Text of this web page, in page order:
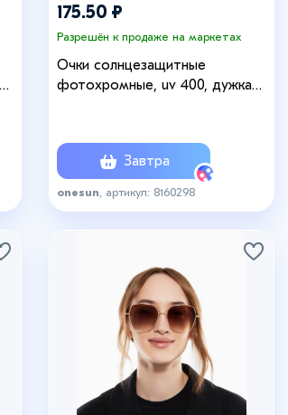
175.50 ₽
Разрешён к продаже на маркетах
Очки солнцезащитные
фотохромные, uv 400, дужка
Завтра
onesun , артикул: 8160298